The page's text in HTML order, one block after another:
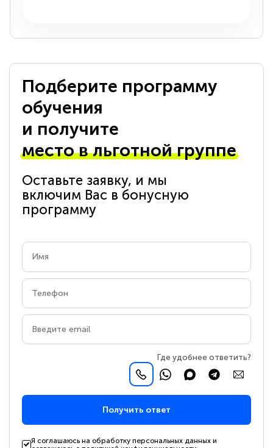
Подберите программу
обучения
и получите
место в льготной группе
Оставьте заявку, и мы
включим Вас в бонусную
программу
Где удобнее ответить?
Получить ответ
Я соглашаюсь на обработку персональных данных и